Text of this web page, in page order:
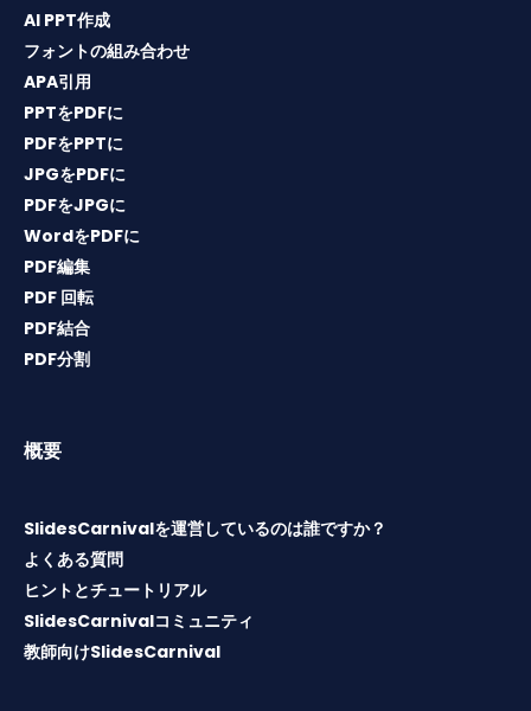
AI PPT作成
フォントの組み合わせ
APA引用
PPTをPDFに
PDFをPPTに
JPGをPDFに
PDFをJPGに
WordをPDFに
PDF編集
PDF 回転
PDF結合
PDF分割
概要
SlidesCarnivalを運営しているのは誰ですか？
よくある質問
ヒントとチュートリアル
SlidesCarnivalコミュニティ
教師向けSlidesCarnival